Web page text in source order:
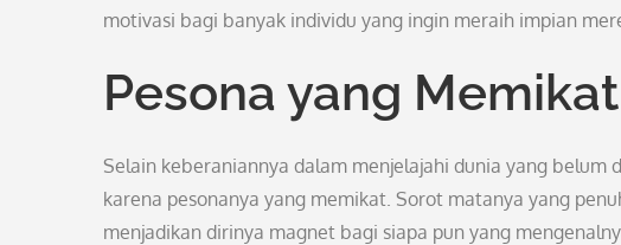
motivasi bagi banyak individu yang ingin meraih impian
Pesona yang Memikat
Selain keberaniannya dalam menjelajahi dunia yang belum
karena pesonanya yang memikat. Sorot matanya yang
menjadikan dirinya magnet bagi siapa pun yang